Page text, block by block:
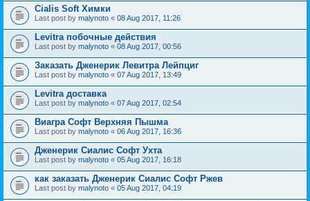
Cialis Soft Химки
Last post by malynoto « 08 Aug 2017, 11:26
Levitra побочные действия
Last post by malynoto « 08 Aug 2017, 00:56
Заказать Дженерик Левитра Лейпциг
Last post by malynoto « 07 Aug 2017, 13:49
Levitra доставка
Last post by malynoto « 07 Aug 2017, 02:54
Виагра Софт Верхняя Пышма
Last post by malynoto « 06 Aug 2017, 16:36
Дженерик Сиалис Софт Ухта
Last post by malynoto « 05 Aug 2017, 16:18
как заказать Дженерик Сиалис Софт Ржев
Last post by malynoto « 05 Aug 2017, 04:19